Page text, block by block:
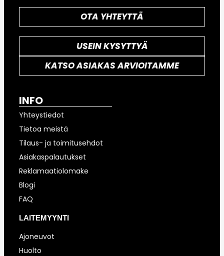
OTA YHTEYTTÄ
USEIN KYSYTTYÄ
KATSO ASIAKAS ARVIOITAMME
INFO
Yhteystiedot
Tietoa meistä
Tilaus- ja toimitusehdot
Asiakaspalautukset
Reklamaatiolomake
Blogi
FAQ
LAITEMYYNTI
Ajoneuvot
Huolto